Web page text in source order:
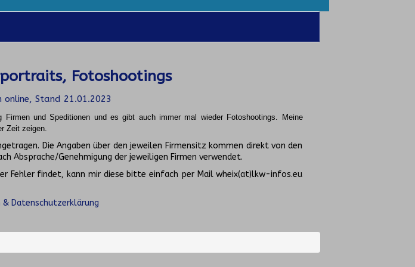
Fotoshootings
online, Stand 21.01.2023
und Speditionen und es gibt auch immer mal wieder Fotoshootings.
Meine
Zeit zeigen.
Die Angaben über den jeweilen Firmensitz kommen direkt von den
Absprache/Genehmigung der jeweiligen Firmen verwendet.
Fehler findet, kann mir diese bitte einfach per Mail wheix(at)lkw-infos.eu
& Datenschutzerklärung